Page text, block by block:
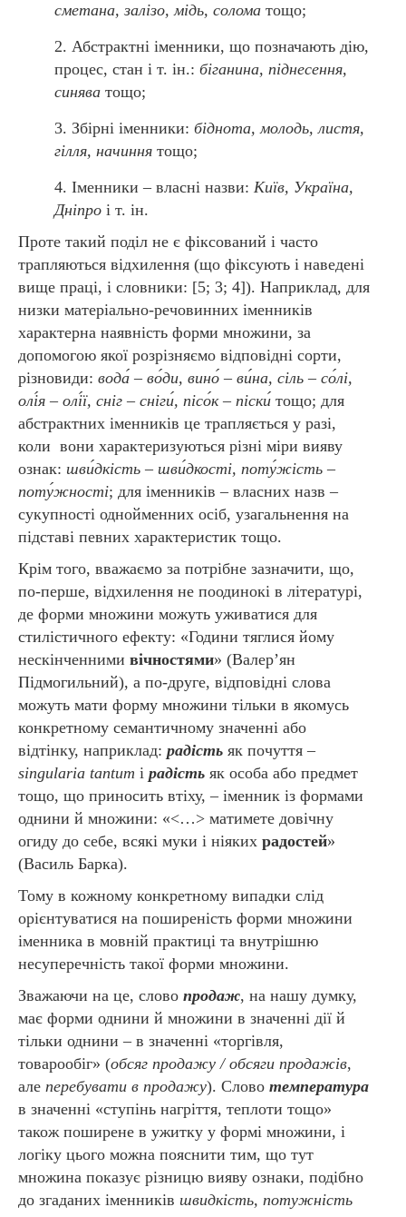
сметана, залізо, мідь, солома тощо;
Абстрактні іменники, що позначають дію,
процес, стан і т. ін.: біганина, піднесення,
синява тощо;
Збірні іменники: біднота, молодь, листя,
гілля, начиння тощо;
Іменники – власні назви: Київ, Україна,
Дніпро і т. ін.
Проте такий поділ не є фіксований і часто
трапляються відхилення (що фіксують і наведені
вище праці, і словники: [5; 3; 4]). Наприклад, для
низки матеріально-речовинних іменників
характерна наявність форми множини, за
допомогою якої розрізняємо відповідні сорти,
різновиди: вода́ – во́ди, вино́ – ви́на, сіль – со́лі,
олі́я – олі́ї, сніг – сніги́, пісо́к – піски́ тощо; для
абстрактних іменників це трапляється у разі,
коли вони характеризуються різні міри вияву
ознак: шви́дкість – шви́дкості, поту́жість –
поту́жності; для іменників – власних назв –
сукупності однойменних осіб, узагальнення на
підставі певних характеристик тощо.
Крім того, вважаємо за потрібне зазначити, що,
по-перше, відхилення не поодинокі в літературі,
де форми множини можуть уживатися для
стилістичного ефекту: «Години тяглися йому
нескінченними вічностями» (Валер’ян
Підмогильний), а по-друге, відповідні слова
можуть мати форму множини тільки в якомусь
конкретному семантичному значенні або
відтінку, наприклад: радість як почуття –
singularia tantum і радість як особа або предмет
тощо, що приносить втіху, – іменник із формами
однини й множини: «<…> матимете довічну
огиду до себе, всякі муки і ніяких радостей»
(Василь Барка).
Тому в кожному конкретному випадки слід
орієнтуватися на поширеність форми множини
іменника в мовній практиці та внутрішню
несуперечність такої форми множини.
Зважаючи на це, слово продаж, на нашу думку,
має форми однини й множини в значенні дії й
тільки однини – в значенні «торгівля,
товарообіг» (обсяг продажу / обсяги продажів,
але перебувати в продажу). Слово температура
в значенні «ступінь нагріття, теплоти тощо»
також поширене в ужитку у формі множини, і
логіку цього можна пояснити тим, що тут
множина показує різницю вияву ознаки, подібно
до згаданих іменників швидкість, потужність